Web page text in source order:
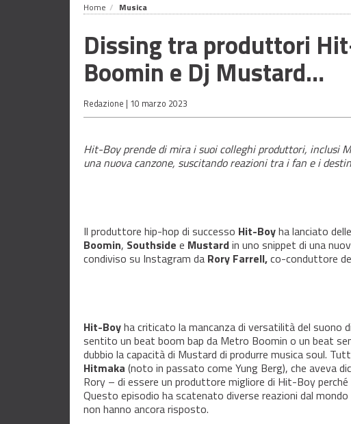
Home Musica
Dissing tra produttori
Boomin e Dj Mustard…
Redazione | 10 marzo 2023
Hit-Boy prende di mira i suoi colleghi produttori, inclusi
una nuova canzone, suscitando reazioni tra i fan e i
Il produttore hip-hop di successo Hit-Boyha lanciato
Boomin, Southside e Mustardin uno snippet di una
condiviso su Instagram da Rory Farrell,co-conduttore
Hit-Boyha criticato la mancanza di versatilità del suono
sentito un beat boom bap da Metro Boomin o un beat
dubbio la capacità di Mustard di produrre musica soul.
Hitmaka (noto in passato come Yung Berg), che aveva
Rory – di essere un produttore migliore di Hit-Boy
Questo episodio ha scatenato diverse reazioni dal
non hanno ancora risposto.